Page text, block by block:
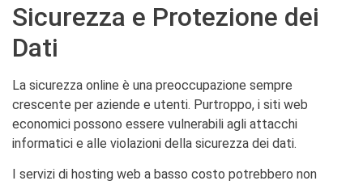
Sicurezza e Protezione dei
Dati
La sicurezza online è una preoccupazione sempre
crescente per aziende e utenti. Purtroppo, i siti web
economici possono essere vulnerabili agli attacchi
informatici e alle violazioni della sicurezza dei dati.
I servizi di hosting web a basso costo potrebbero non